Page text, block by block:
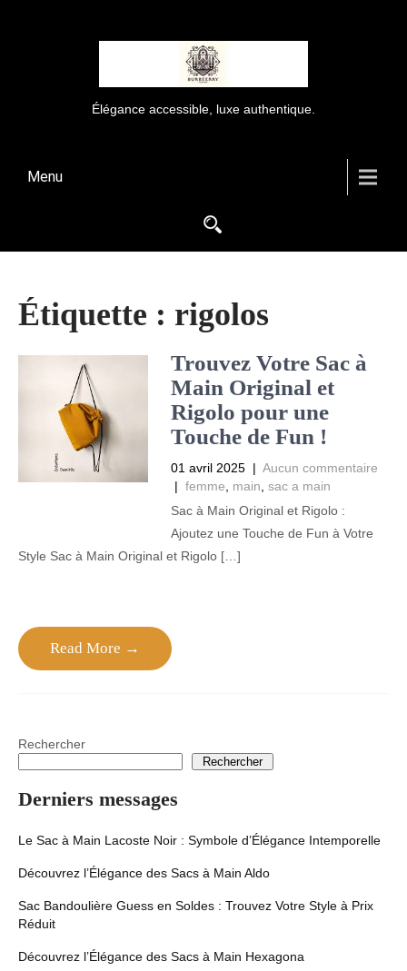
Élégance accessible, luxe authentique.
Menu
Étiquette : rigolos
Trouvez Votre Sac à
Main Original et
Rigolo pour une
Touche de Fun !
01 avril 2025 | Aucun commentaire
| femme main sac a main
Sac à Main Original et Rigolo :
Ajoutez une Touche de Fun à Votre
Style Sac à Main Original et Rigolo […]
Read More →
Rechercher
Rechercher
Derniers messages
Le Sac à Main Lacoste Noir : Symbole d’Élégance Intemporelle
Découvrez l’Élégance des Sacs à Main Aldo
Sac Bandoulière Guess en Soldes : Trouvez Votre Style à Prix
Réduit
Découvrez l’Élégance des Sacs à Main Hexagona